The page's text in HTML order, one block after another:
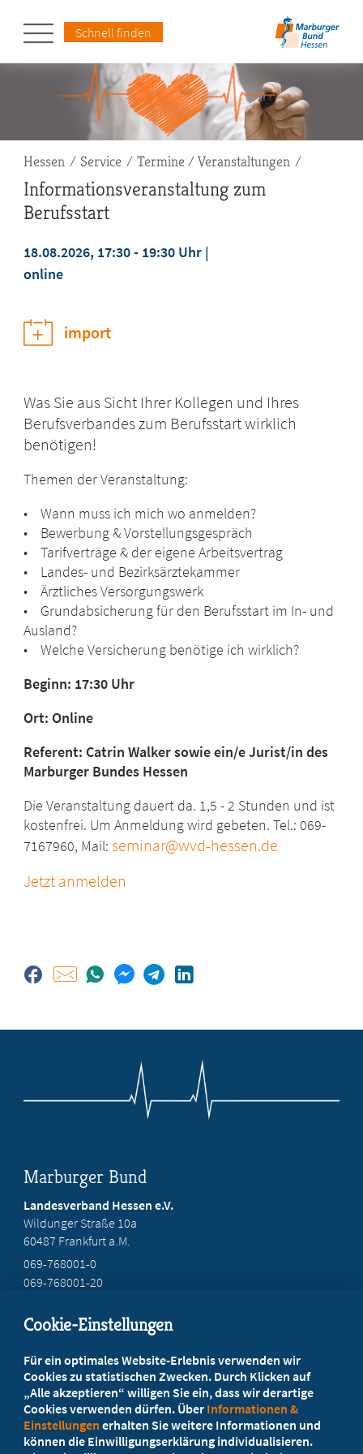
Schnell finden
Pfadnavigation
Hessen Service Termine / Veranstaltungen
Informationsveranstaltung zum
Berufsstart
18.08.2026, 17:30 - 19:30 Uhr
online
import
Was Sie aus Sicht Ihrer Kollegen und Ihres
Berufsverbandes zum Berufsstart wirklich
benötigen!
Themen der Veranstaltung:
• Wann muss ich mich wo anmelden?
• Bewerbung & Vorstellungsgespräch
• Tarifverträge & der eigene Arbeitsvertrag
• Landes- und Bezirksärztekammer
• Ärztliches Versorgungswerk
• Grundabsicherung für den Berufsstart im In- und
Ausland?
• Welche Versicherung benötige ich wirklich?
Beginn: 17:30 Uhr
Ort: Online
Referent: Catrin Walker sowie ein/e Jurist/in des
Marburger Bundes Hessen
Die Veranstaltung dauert da. 1,5 - 2 Stunden und ist
kostenfrei. Um Anmeldung wird gebeten. Tel.: 069-
7167960, Mail:seminar@wvd-hessen.de
Jetzt anmelden
Marburger Bund
Landesverband Hessen e.V.
Wildunger Straße 10a
60487 Frankfurt a.M.
069-768001-0
069-768001-20
Ihr Landesverband berät Sie!
Ansprechpartner
Cookie-Einstellungen
Für ein optimales Website-Erlebnis verwenden wir
Cookies zu statistischen Zwecken. Durch Klicken auf
„Alle akzeptieren“ willigen Sie ein, dass wir derartige
Cookies verwenden dürfen. Über Informationen &
Einstellungen erhalten Sie weitere Informationen und
können die Einwilligungserklärung individualisieren.